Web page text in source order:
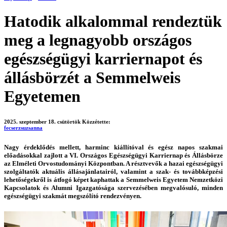
Hatodik alkalommal rendeztük
meg a legnagyobb országos
egészségügyi karriernapot és
állásbörzét a Semmelweis
Egyetemen
2025. szeptember 18. csütörtök Közzétette:
fecserzsuzsanna
Nagy érdeklődés mellett, harminc kiállítóval és egész napos szakmai
előadásokkal zajlott a VI. Országos Egészségügyi Karriernap és Állásbörze
az Elméleti Orvostudományi Központban. A résztvevők a hazai egészségügyi
szolgáltatók aktuális állásajánlatairól, valamint a szak- és továbbképzési
lehetőségekről is átfogó képet kaphattak a Semmelweis Egyetem Nemzetközi
Kapcsolatok és Alumni Igazgatósága szervezésében megvalósuló, minden
egészségügyi szakmát megszólító rendezvényen.